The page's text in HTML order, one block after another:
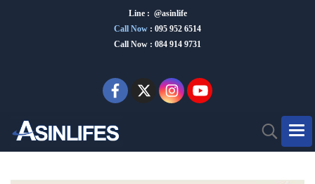
Line : @asinlife
Call Now : 095 952 6514
Call Now : 084 914 9731